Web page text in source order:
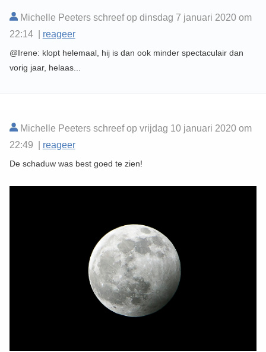
Michelle Peeters schreef op dinsdag 7 januari 2020 om
22:14 | reageer
@Irene: klopt helemaal, hij is dan ook minder spectaculair dan
vorig jaar, helaas...
Michelle Peeters schreef op vrijdag 10 januari 2020 om
22:49 | reageer
De schaduw was best goed te zien!